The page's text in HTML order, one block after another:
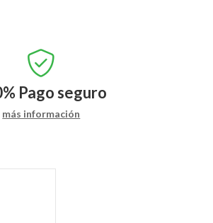
Pago seguro
más información